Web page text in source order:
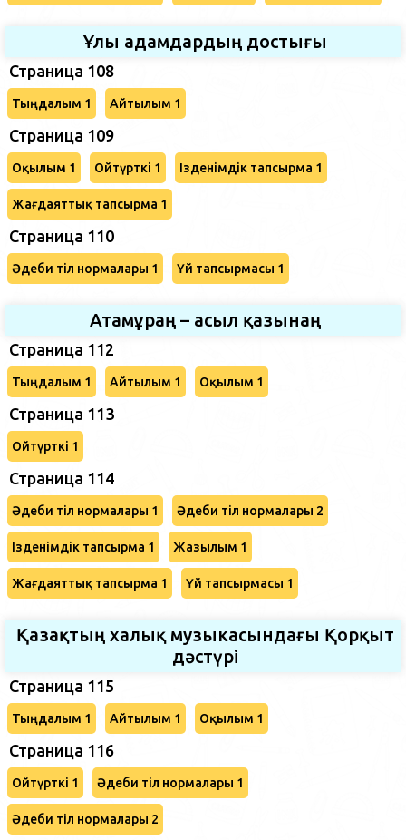
Ұлы адамдардың достығы
Страница 108
Тыңдалым 1 Айтылым 1
Страница 109
Оқылым 1 Ойтүрткі 1 Ізденімдік тапсырма 1
Жағдаяттық тапсырма 1
Страница 110
Әдеби тіл нормалары 1 Үй тапсырмасы 1
Атамұраң – асыл қазынаң
Страница 112
Тыңдалым 1 Айтылым 1 Оқылым 1
Страница 113
Ойтүрткі 1
Страница 114
Әдеби тіл нормалары 1 Әдеби тіл нормалары 2
Ізденімдік тапсырма 1 Жазылым 1
Жағдаяттық тапсырма 1 Үй тапсырмасы 1
Қазақтың халық музыкасындағы Қорқыт
дәстүрі
Страница 115
Тыңдалым 1 Айтылым 1 Оқылым 1
Страница 116
Ойтүрткі 1 Әдеби тіл нормалары 1
Әдеби тіл нормалары 2